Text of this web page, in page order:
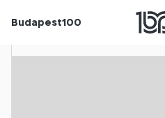
Budapest100